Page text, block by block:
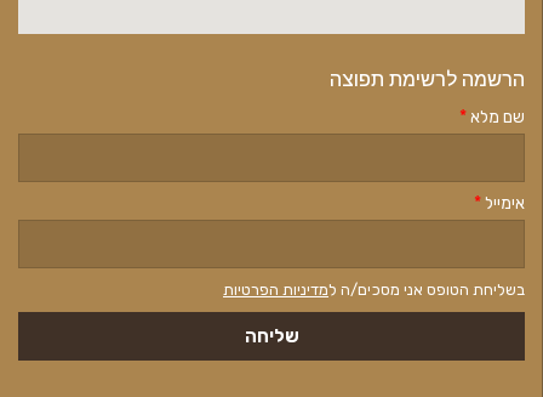
הרשמה לרשימת תפוצה
שם מלא*
אימייל*
בשליחת הטופס אני מסכים/ה למדיניות הפרטיות